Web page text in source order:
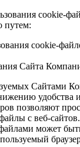
cookie-
путем:
cookie-
Сайта
Сайтами
удобства
позволяют
c веб-
может